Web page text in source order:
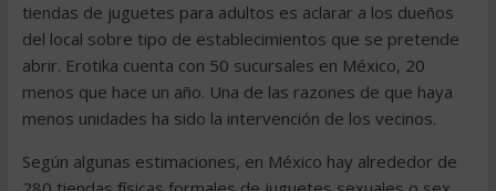
tiendas de juguetes para adultos es aclarar a los dueños
del local sobre tipo de establecimientos que se pretende
abrir. Erotika cuenta con 50 sucursales en México, 20
menos que hace un año. Una de las razones de que haya
menos unidades ha sido la intervención de los vecinos.
Según algunas estimaciones, en México hay alrededor de